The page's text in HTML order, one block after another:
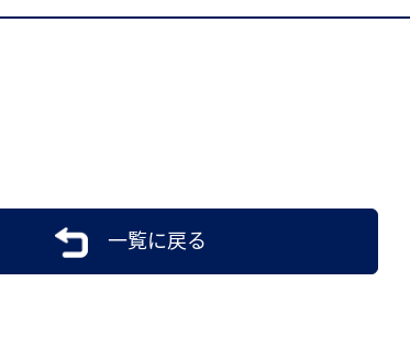
一覧に戻る